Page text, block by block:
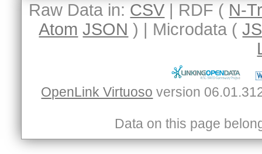
Raw Data in: CSV | RDF ( N-
Atom JSON ) | Microdata (
OpenLink Virtuoso
Data on this page